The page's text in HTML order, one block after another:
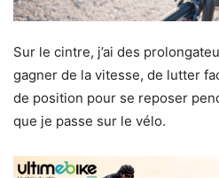
Sur le cintre, j’ai des
gagner de la vitesse, de lutter
de position pour se reposer
que je passe sur le vélo.